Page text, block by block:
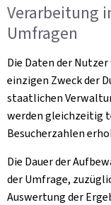
Verarbeitung
Umfragen
Die Daten der
einzigen Zweck der
staatlichen
werden gleichzeitig
Besucherzahlen
Die Dauer der
der Umfrage,
Auswertung der